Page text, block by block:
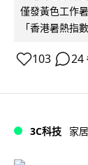
僅發黃色工作
「香港暑熱指
103 24
3C科技 家